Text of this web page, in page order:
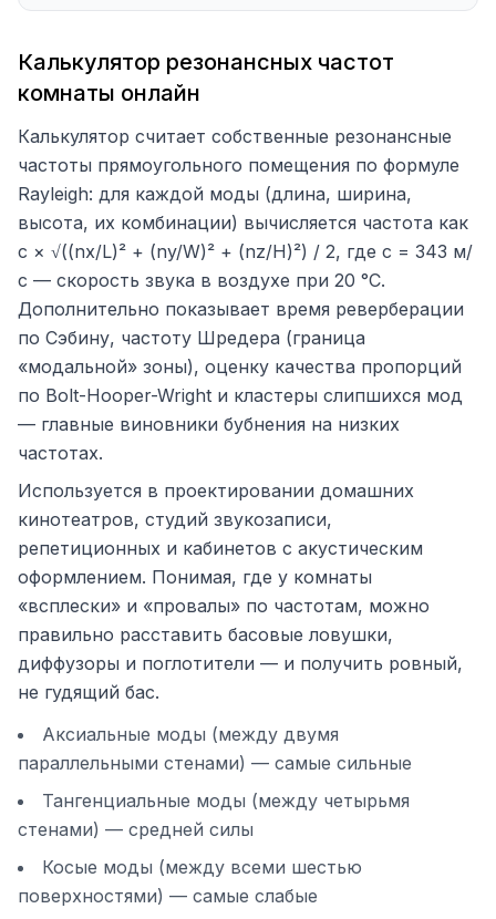
Калькулятор резонансных частот
комнаты онлайн
Калькулятор считает собственные резонансные
частоты прямоугольного помещения по формуле
Rayleigh: для каждой моды (длина, ширина,
высота, их комбинации) вычисляется частота как
c × √((nx/L)² + (ny/W)² + (nz/H)²) / 2, где c = 343 м/
с — скорость звука в воздухе при 20 °C.
Дополнительно показывает время реверберации
по Сэбину, частоту Шредера (граница
«модальной» зоны), оценку качества пропорций
по Bolt-Hooper-Wright и кластеры слипшихся мод
— главные виновники бубнения на низких
частотах.
Используется в проектировании домашних
кинотеатров, студий звукозаписи,
репетиционных и кабинетов с акустическим
оформлением. Понимая, где у комнаты
«всплески» и «провалы» по частотам, можно
правильно расставить басовые ловушки,
диффузоры и поглотители — и получить ровный,
не гудящий бас.
Аксиальные моды (между двумя
параллельными стенами) — самые сильные
Тангенциальные моды (между четырьмя
стенами) — средней силы
Косые моды (между всеми шестью
поверхностями) — самые слабые